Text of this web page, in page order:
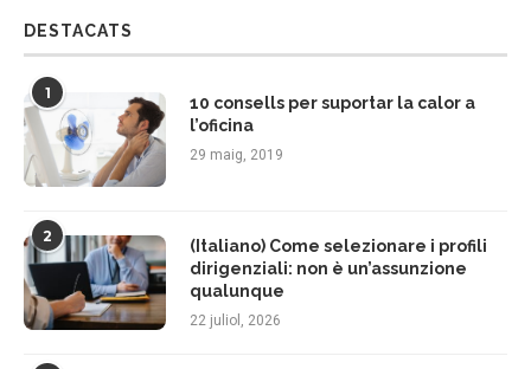
DESTACATS
1
10 consells per suportar la calor a
l’oficina
29 maig, 2019
2
(Italiano) Come selezionare i profili
dirigenziali: non è un’assunzione
qualunque
22 juliol, 2026